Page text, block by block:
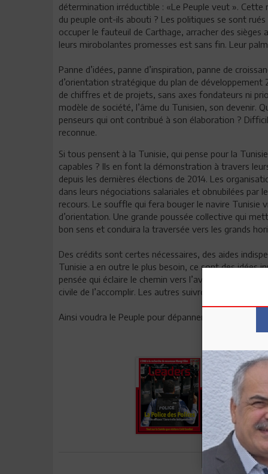
détermination irréductible : «Le Peuple veut ».
du peuple ont-ils abouti ? Les politiques se sont
occuper le fauteuil de Carthage, arracher des
leurs mirobolantes promesses est sans fin. Leur
Panne d’idées, panne d’inspiration, panne de
d’orientation stratégique du plan de
de chiffres et de projets, sans axes fondateurs ni
modèle de société, l’âme du Tunisien, son devenir.
penseurs qui ont contribué à son élaboration ?
reconnue.
Si tous pensent à la Tunisie, qui pense pour la
capables ? Ils en font la démonstration à travers
depuis les dernières élections de 2014. Les
dans leurs négociations salariales et obnubilées par
recours. Le souffle qui fera bouger le navire Tunisie
d’orientation. Une grande poussée collective qui
bon sens et conduira la traversée vers les grands
Des crédits sont certes nécessaires, des aides
Tunisie a en outre le plus besoin, ce sont des idées
pensée qui éclaire le chemin vers l’avenir. Face à
civile de l’accomplir. Les autres suivront.
Ainsi voudra le Peuple pour dépanner l’Etat, la
Envoyer à